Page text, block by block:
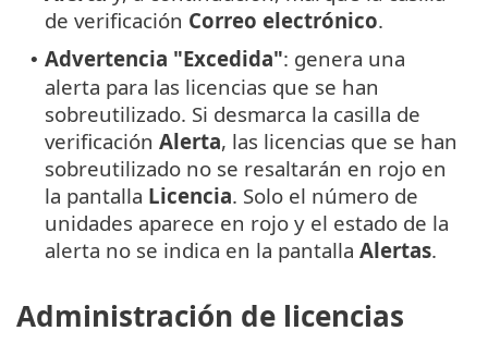
de verificación Correo electrónico.
• Advertencia "Excedida": genera una
alerta para las licencias que se han
sobreutilizado. Si desmarca la casilla de
verificación Alerta, las licencias que se han
sobreutilizado no se resaltarán en rojo en
la pantalla Licencia. Solo el número de
unidades aparece en rojo y el estado de la
alerta no se indica en la pantalla Alertas.
Administración de licencias